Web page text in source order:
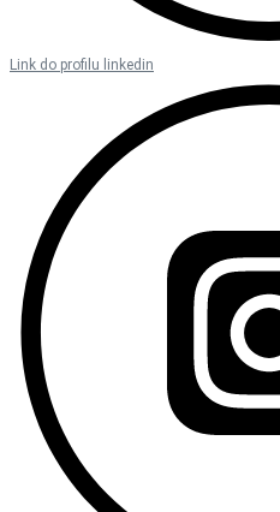
Link do profilu linkedin